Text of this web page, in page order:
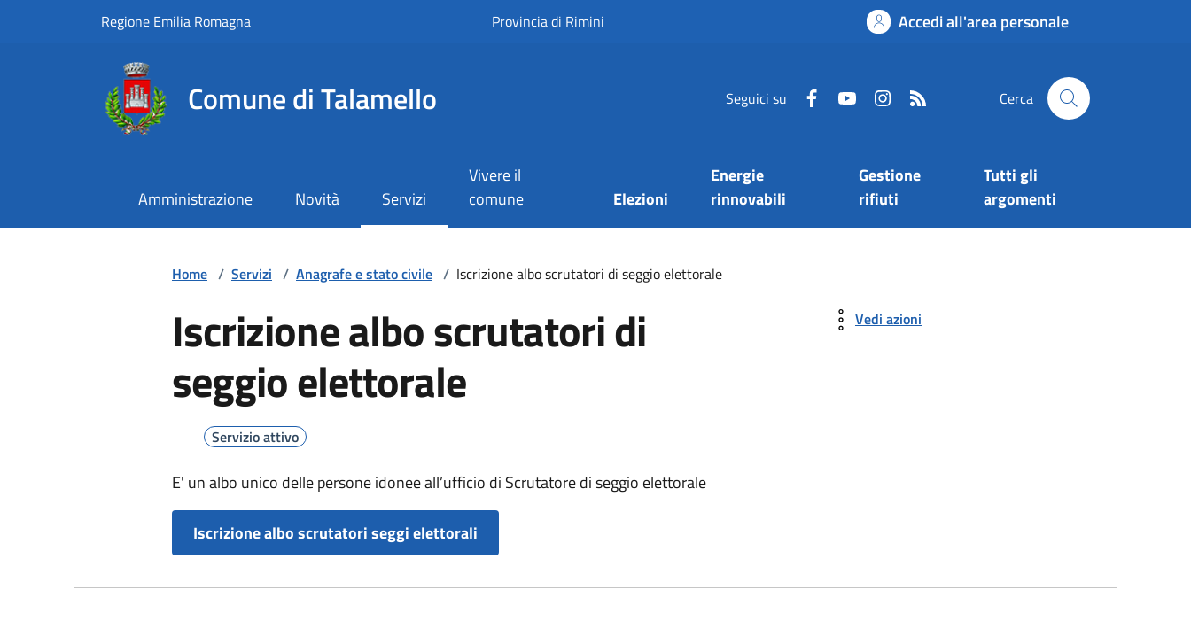
Vai ai contenutiRegione Emilia Romagna Provincia di Rimini Accedi all'area personale
Comune di Talamello Seguici su Cerca
Amministrazione Novità Servizi
Vivere il
comune
Elezioni
Energie
rinnovabili
Gestione
rifiuti
Tutti gli
argomenti
Home / Servizi / Anagrafe e stato civile / Iscrizione albo scrutatori di seggio elettorale
Iscrizione albo scrutatori di
seggio elettorale
Servizio attivo
E' un albo unico delle persone idonee all’ufficio di Scrutatore di seggio elettorale
Iscrizione albo scrutatori seggi elettorali
Vedi azioni